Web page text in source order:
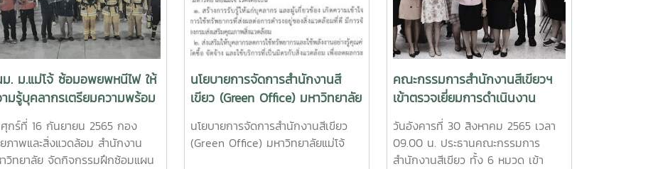
. ม.แม่โจ้ ซ้อมอพยพหนีไฟ ให้
มรู้บุคลากรเตรียมความพร้อม
เกิดเหตุอัคคีภัย
กร์ที่ 16 กันยายน 2565 กอง
ภาพและสิ่งแวดล้อม สำนักงาน
วิทยาลัย จัดกิจกรรมฝึกซ้อมแผน
นโยบายการจัดการสำนักงานสี
เขียว (Green Office) มหาวิทยาลัย
นโยบายการจัดการสำนักงานสีเขียว
(Green Office) มหาวิทยาลัยแม่โจ้
คณะกรรมการสำนักงานสีเขียวฯ
เข้าตรวจเยี่ยมการดำเนินงาน
สำนักงานสีเขียว สำนักงาน
มหาวิทยาลัย
วันอังคารที่ 30 สิงหาคม 2565 เวลา
09.00 น. ประธานคณะกรรมการ
สำนักงานสีเขียว ทั้ง 6 หมวด เข้า